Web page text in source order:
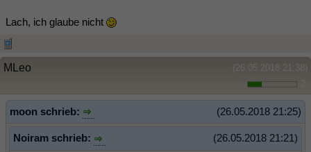
Lach, ich glaube nicht
(26.05.2018 21:38)
MLeo
(26.05.2018 21:25)
moon schrieb:
(26.05.2018 21:21)
Noiram schrieb: